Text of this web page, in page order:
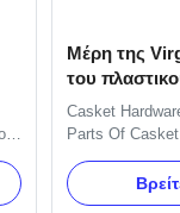
Μέρη της
του
Casket
Parts Of
Corners ,
Casket